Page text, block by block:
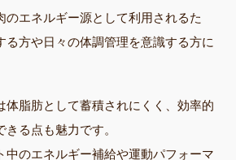
のエネルギー源として利用されるた
る方や日々の体調管理を意識する方に
体脂肪として蓄積されにくく、効率的
る点も魅力です。
中のエネルギー補給や運動パフォーマ